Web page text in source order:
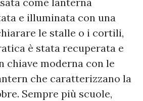
e illuminata con una
le stalle o i cortili,
è stata recuperata e
moderna con le
che caratterizzano la
Sempre più scuole,